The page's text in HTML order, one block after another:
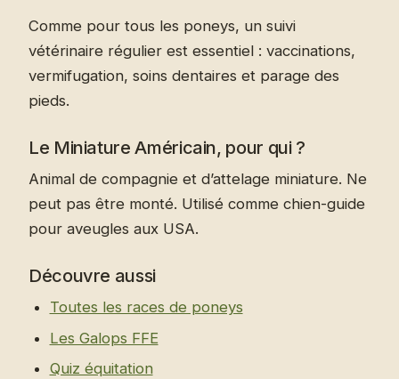
Comme pour tous les poneys, un suivi
vétérinaire régulier est essentiel : vaccinations,
vermifugation, soins dentaires et parage des
pieds.
Le Miniature Américain, pour qui ?
Animal de compagnie et d’attelage miniature. Ne
peut pas être monté. Utilisé comme chien-guide
pour aveugles aux USA.
Découvre aussi
Toutes les races de poneys
Les Galops FFE
Quiz équitation